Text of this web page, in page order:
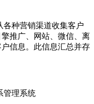
种营销渠道收集客户
推广、网站、微信、离
信息。此信息汇总并存
理系统